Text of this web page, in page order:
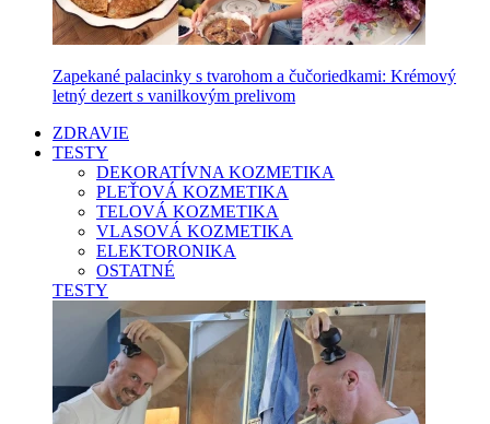
Zapekané palacinky s tvarohom a čučoriedkami: Krémový
letný dezert s vanilkovým prelivom
ZDRAVIE
TESTY
DEKORATÍVNA KOZMETIKA
PLEŤOVÁ KOZMETIKA
TELOVÁ KOZMETIKA
VLASOVÁ KOZMETIKA
ELEKTORONIKA
OSTATNÉ
TESTY